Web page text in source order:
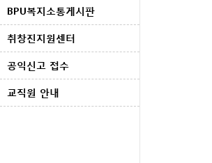
BPU복지소통게시판
취창진지원센터
공익신고 접수
교직원 안내